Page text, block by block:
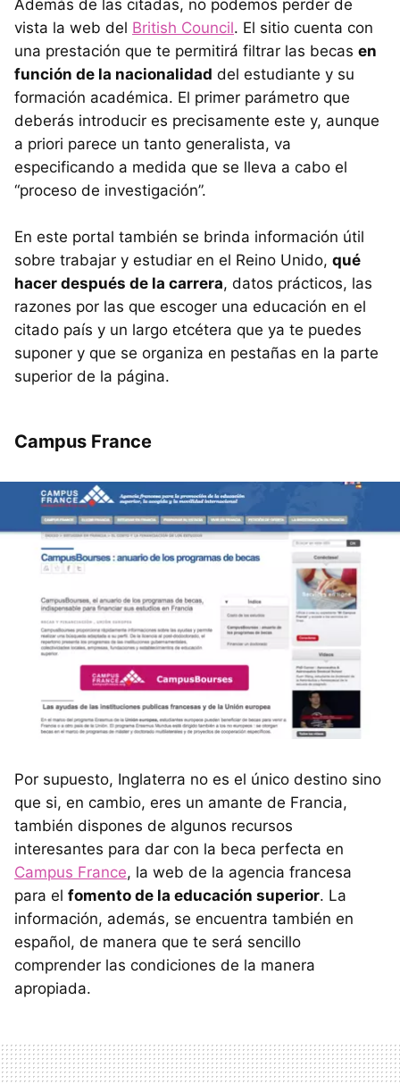
Además de las citadas, no podemos perder de
vista la web del British Council. El sitio cuenta con
una prestación que te permitirá filtrar las becas en
función de la nacionalidad del estudiante y su
formación académica. El primer parámetro que
deberás introducir es precisamente este y, aunque
a priori parece un tanto generalista, va
especificando a medida que se lleva a cabo el
“proceso de investigación”.
En este portal también se brinda información útil
sobre trabajar y estudiar en el Reino Unido, qué
hacer después de la carrera, datos prácticos, las
razones por las que escoger una educación en el
citado país y un largo etcétera que ya te puedes
suponer y que se organiza en pestañas en la parte
superior de la página.
Campus France
Por supuesto, Inglaterra no es el único destino sino
que si, en cambio, eres un amante de Francia,
también dispones de algunos recursos
interesantes para dar con la beca perfecta en
Campus France, la web de la agencia francesa
para el fomento de la educación superior. La
información, además, se encuentra también en
español, de manera que te será sencillo
comprender las condiciones de la manera
apropiada.